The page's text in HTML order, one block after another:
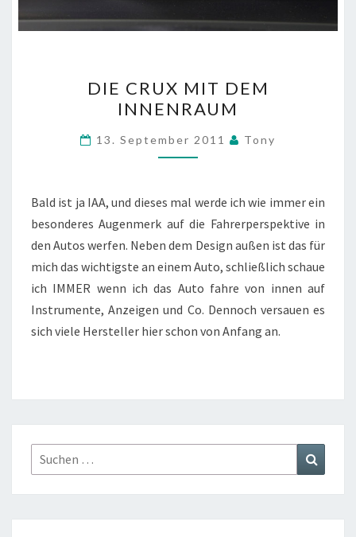
CRUX
MIT
DEM
INNENRAUM
DIE CRUX MIT DEM
INNENRAUM
13. September 2011 Tony
Bald ist ja IAA, und dieses mal werde ich wie immer ein
besonderes Augenmerk auf die Fahrerperspektive in
den Autos werfen. Neben dem Design außen ist das für
mich das wichtigste an einem Auto, schließlich schaue
ich IMMER wenn ich das Auto fahre von innen auf
Instrumente, Anzeigen und Co. Dennoch versauen es
sich viele Hersteller hier schon von Anfang an.
Suchen
nach: